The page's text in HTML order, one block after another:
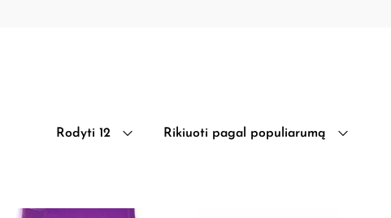
Rodyti 12 Rikiuoti pagal populiarumą